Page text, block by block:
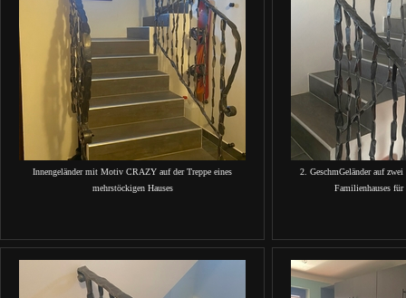
Innengeländer mit Motiv CRAZY auf der Treppe eines
mehrstöckigen Hauses
2. GeschmGeländer auf
Familienhauses für